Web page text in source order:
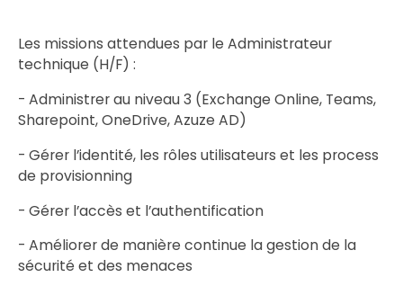
Les missions attendues par le Administrateur
technique (H/F) :
- Administrer au niveau 3 (Exchange Online, Teams,
Sharepoint, OneDrive, Azuze AD)
- Gérer l’identité, les rôles utilisateurs et les process
de provisionning
- Gérer l’accès et l’authentification
- Améliorer de manière continue la gestion de la
sécurité et des menaces